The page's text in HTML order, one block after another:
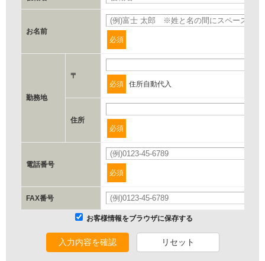
b.第三者に提供される個人データの項目
お客様のご氏名、フリガナ、企業・団体名、部署名、役職、郵
便番号、住所、電話番号、FAX番号、メールアドレス
c.第三者への提供の手段または手法
書類の送付又は電子的な方法
当社とイベント/セミナーを共同で開催する企業/団体
e.個人情報取り扱いに関する契約
当社と当該企業/団体とは、個人情報取扱に関する覚書の締結
を行います。
お名前
必須
勤務地
〒
必須
住所自動代入
住所
必須
電話番号
必須
FAX番号
お客様情報をブラウザに保存する
入力内容を確認 リセット